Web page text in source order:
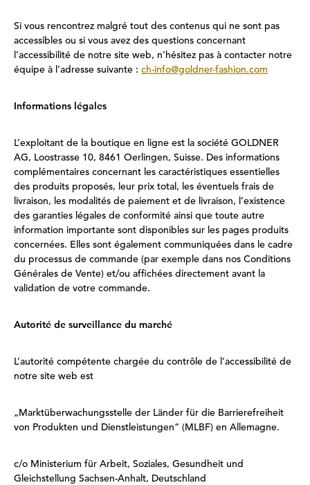
Si vous rencontrez malgré tout des contenus qui ne sont pas
accessibles ou si vous avez des questions concernant
l’accessibilité de notre site web, n’hésitez pas à contacter notre
équipe à l’adresse suivante : ch-info@goldner-fashion.com
Informations légales
L’exploitant de la boutique en ligne est la société GOLDNER
AG, Loostrasse 10, 8461 Oerlingen, Suisse. Des informations
complémentaires concernant les caractéristiques essentielles
des produits proposés, leur prix total, les éventuels frais de
livraison, les modalités de paiement et de livraison, l’existence
des garanties légales de conformité ainsi que toute autre
information importante sont disponibles sur les pages produits
concernées. Elles sont également communiquées dans le cadre
du processus de commande (par exemple dans nos Conditions
Générales de Vente) et/ou affichées directement avant la
validation de votre commande.
Autorité de surveillance du marché
L’autorité compétente chargée du contrôle de l’accessibilité de
notre site web est
„Marktüberwachungsstelle der Länder für die Barrierefreiheit
von Produkten und Dienstleistungen“ (MLBF) en Allemagne.
c/o Ministerium für Arbeit, Soziales, Gesundheit und
Gleichstellung Sachsen-Anhalt, Deutschland